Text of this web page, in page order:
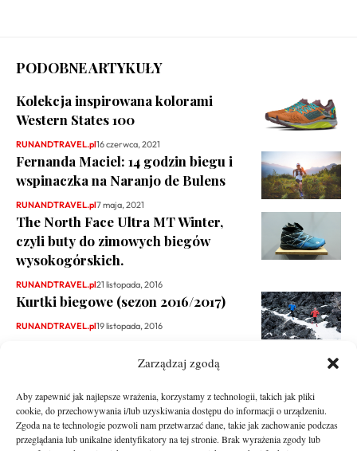
Zarządzaj zgodą
Aby zapewnić jak najlepsze wrażenia, korzystamy z technologii, takich jak pliki
cookie, do przechowywania i/lub uzyskiwania dostępu do informacji o urządzeniu.
Zgoda na te technologie pozwoli nam przetwarzać dane, takie jak zachowanie podczas
przeglądania lub unikalne identyfikatory na tej stronie. Brak wyrażenia zgody lub
PODOBNE ARTYKUŁY
Kolekcja inspirowana kolorami
Western States 100
RUNANDTRAVEL.pl16 czerwca, 2021
Fernanda Maciel: 14 godzin biegu i
wspinaczka na Naranjo de Bulens
RUNANDTRAVEL.pl7 maja, 2021
The North Face Ultra MT Winter,
czyli buty do zimowych biegów
wysokogórskich.
RUNANDTRAVEL.pl21 listopada, 2016
Kurtki biegowe (sezon 2016/2017)
RUNANDTRAVEL.pl19 listopada, 2016